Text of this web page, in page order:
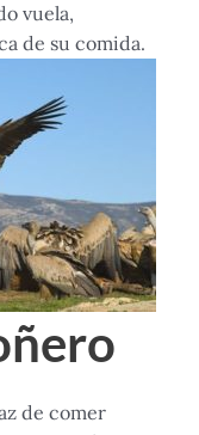
vuela,
de su comida.
de comer